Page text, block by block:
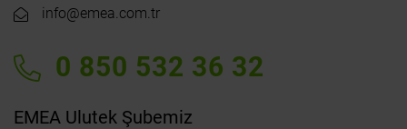
info@emea.com.tr
0 850 532 36 32
EMEA Ulutek Şubemiz